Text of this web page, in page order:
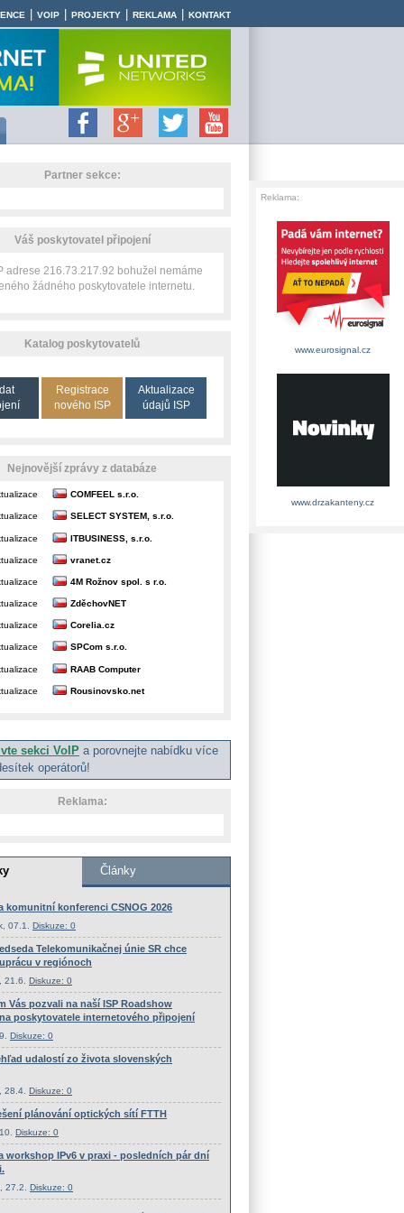
VOIP PROJEKTY REKLAMA KONTAKT
Partner sekce:
Váš poskytovatel připojení
adrese 216.73.217.92 bohužel nemáme
žádného poskytovatele internetu.
Katalog poskytovatelů
Registrace
nového ISP
Aktualizace
údajů ISP
Nejnovější zprávy z databáze
COMFEEL s.r.o.
SELECT SYSTEM, s.r.o.
ITBUSINESS, s.r.o.
vranet.cz
4M Rožnov spol. s r.o.
ZděchovNET
Corelia.cz
SPCom s.r.o.
RAAB Computer
Rousinovsko.net
sekci VoIP a porovnejte nabídku více
operátorů!
Reklama:
Reklama:
www.eurosignal.cz
www.drzakanteny.cz